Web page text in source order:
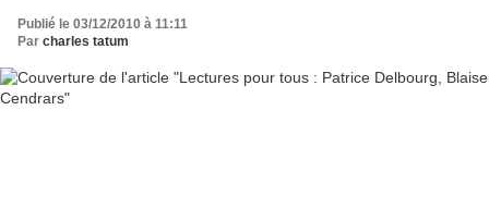
Publié le 03/12/2010 à 11:11
Par charles tatum